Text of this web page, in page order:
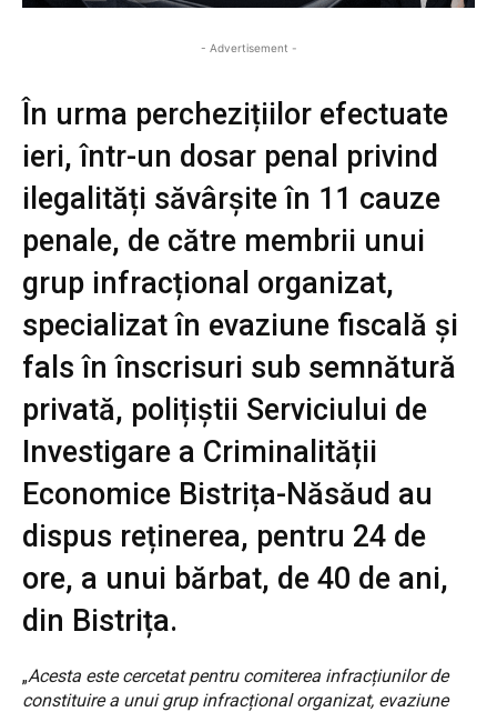
- Advertisement -
În urma perchezițiilor efectuate
ieri, într-un dosar penal privind
ilegalități săvârșite în 11 cauze
penale, de către membrii unui
grup infracțional organizat,
specializat în evaziune fiscală și
fals în înscrisuri sub semnătură
privată, polițiștii Serviciului de
Investigare a Criminalității
Economice Bistrița-Năsăud au
dispus reținerea, pentru 24 de
ore, a unui bărbat, de 40 de ani,
din Bistrița.
„Acesta este cercetat pentru comiterea infracțiunilor de
constituire a unui grup infracțional organizat, evaziune